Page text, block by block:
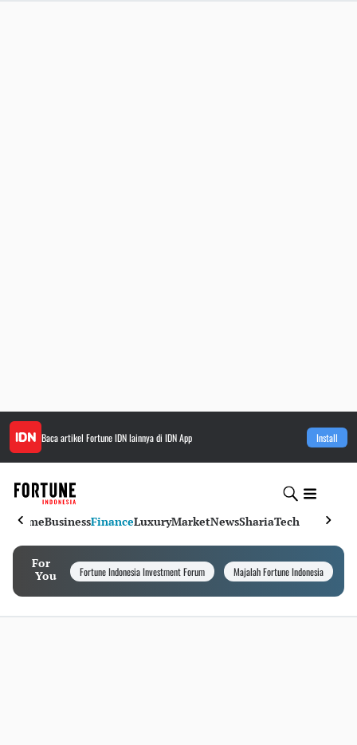
Baca artikel Fortune IDNlainnya di IDN App Install
HomeBusinessFinanceLuxuryMarketNewsShariaTech
For
You
Fortune Indonesia Investment Forum Majalah Fortune Indonesia